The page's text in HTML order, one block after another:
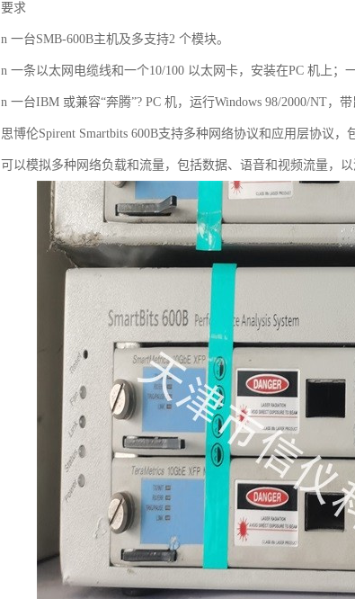
要求
n 一台SMB-600B主机及多支持2 个模块。
n 一条以太网电缆线和一个10/100 以太网卡，安装在PC 机上；
n 一台IBM 或兼容“奔腾”? PC 机，运行Windows 98/2000/NT，
思博伦Spirent Smartbits 600B支持多种网络协议和应用层协议
可以模拟多种网络负载和流量，包括数据、语音和视频流量，